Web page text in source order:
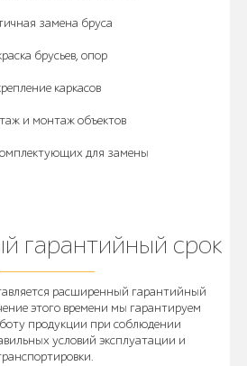
замена бруса
брусьев, опор
каркасов
и монтаж объектов
для замены
гарантийный срок
расширенный гарантийный
этого времени мы гарантируем
продукции при соблюдении
условий эксплуатации и